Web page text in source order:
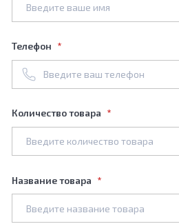
Телефон
Количество товара
Название товара